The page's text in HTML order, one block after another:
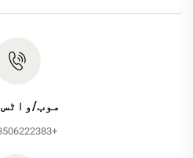
موب/
+86-13506222383